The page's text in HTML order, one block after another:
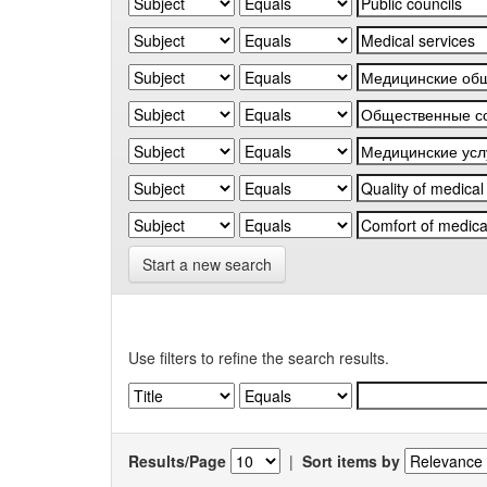
Start a new search
Use filters to refine the search results.
Results/Page | Sort items by